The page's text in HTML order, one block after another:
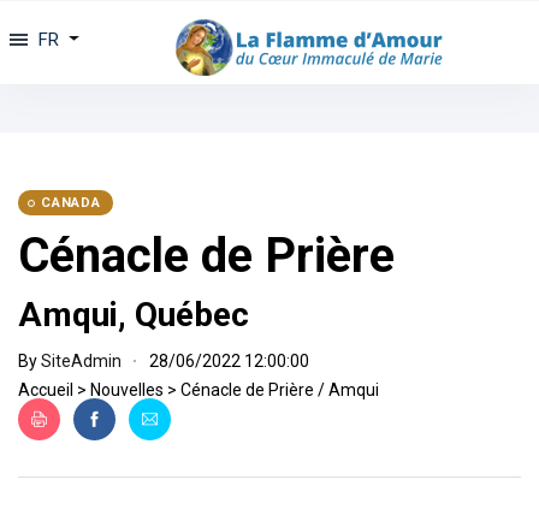
FR
CANADA
Cénacle de Prière
Amqui, Québec
BySiteAdmin
28/06/2022 12:00:00
Accueil > Nouvelles > Cénacle de Prière / Amqui